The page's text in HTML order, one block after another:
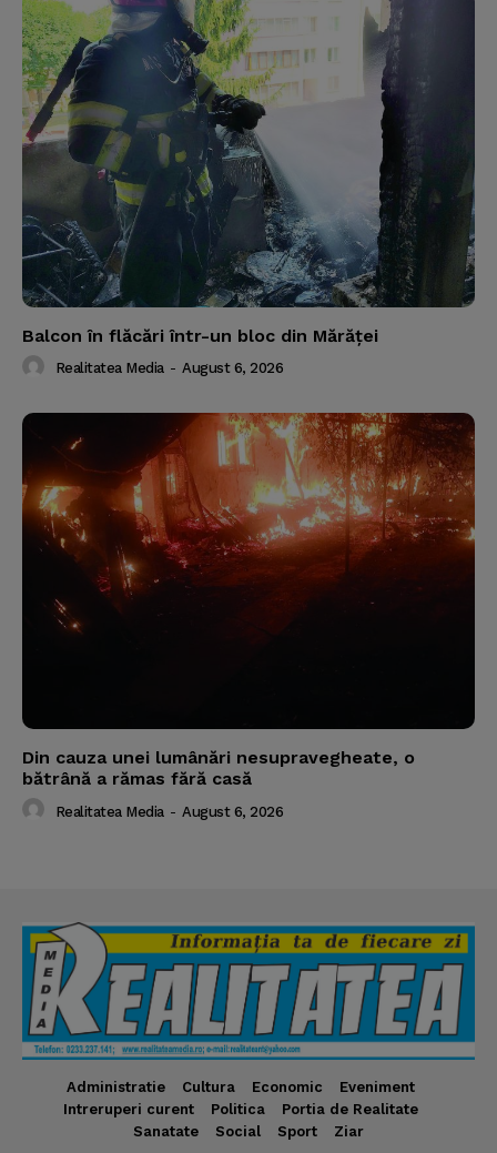
Balcon în flăcări într-un bloc din Mărăţei
Realitatea Media - August 6, 2026
Din cauza unei lumânări nesupravegheate, o
bătrână a rămas fără casă
Realitatea Media - August 6, 2026
Administratie Cultura Economic
Eveniment
Intreruperi curent
Politica
Portia de Realitate
Sanatate
Social Sport Ziar